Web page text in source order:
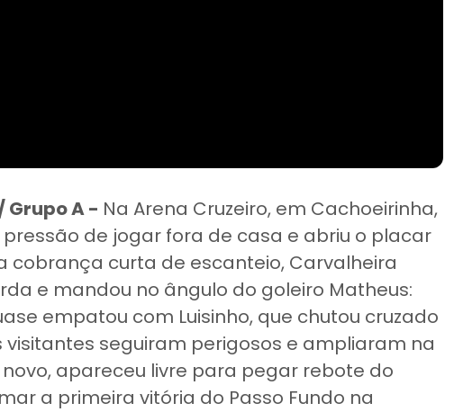
Grupo A - Na Arena Cruzeiro, em Cachoeirinha,
pressão de jogar fora de casa e abriu o placar
cobrança curta de escanteio, Carvalheira
e mandou no ângulo do goleiro Matheus:
empatou com Luisinho, que chutou cruzado
visitantes seguiram perigosos e ampliaram na
apareceu livre para pegar rebote do
a primeira vitória do Passo Fundo na